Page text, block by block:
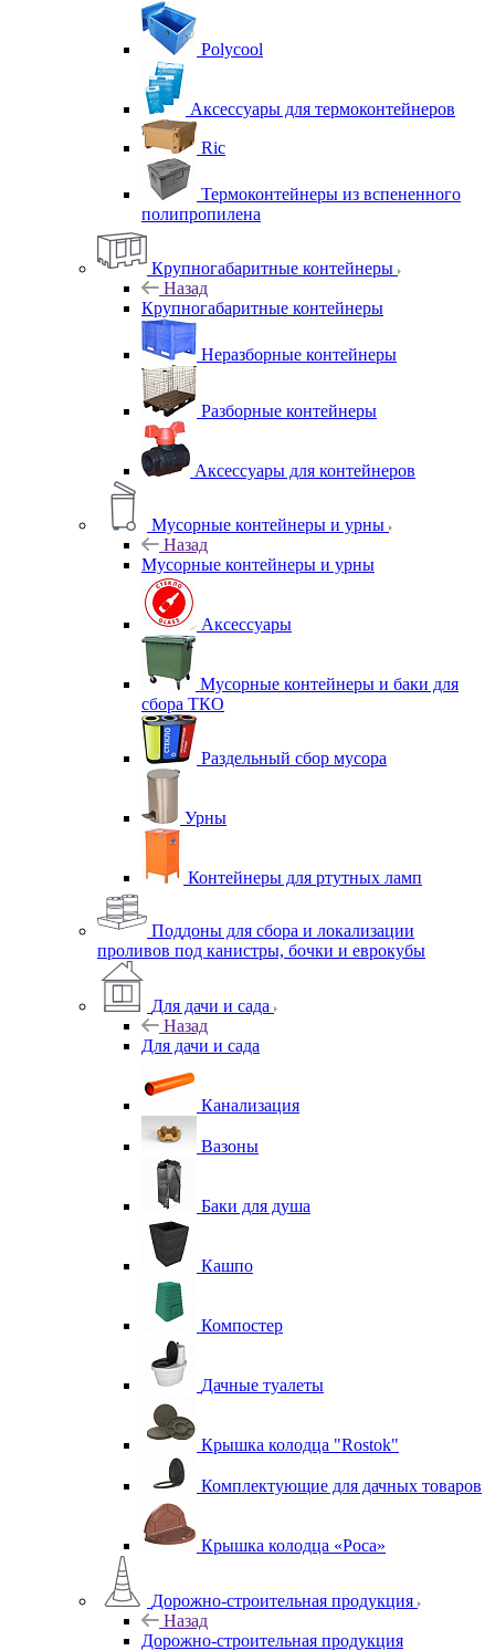
Polycool
Аксессуары для термоконтейнеров
Ric
Термоконтейнеры из вспененного
полипропилена
Крупногабаритные контейнеры
Назад
Крупногабаритные контейнеры
Неразборные контейнеры
Разборные контейнеры
Аксессуары для контейнеров
Мусорные контейнеры и урны
Назад
Мусорные контейнеры и урны
Аксессуары
Мусорные контейнеры и баки для
сбора ТКО
Раздельный сбор мусора
Урны
Контейнеры для ртутных ламп
Поддоны для сбора и локализации
проливов под канистры, бочки и еврокубы
Для дачи и сада
Назад
Для дачи и сада
Канализация
Вазоны
Баки для душа
Кашпо
Компостер
Дачные туалеты
Крышка колодца "Rostok"
Комплектующие для дачных товаров
Крышка колодца «Роса»
Дорожно-строительная продукция
Назад
Дорожно-строительная продукция